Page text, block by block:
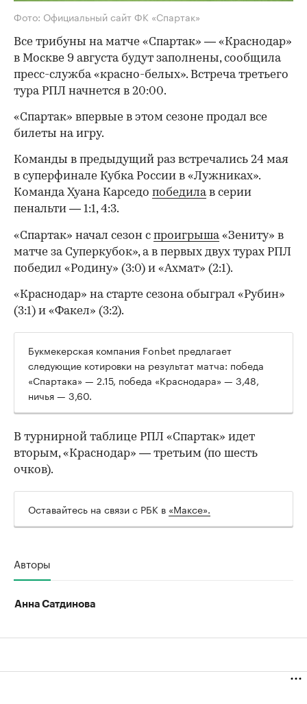
Фото: Официальный сайт ФК «Спартак»
Все трибуны на матче «Спартак» — «Краснодар»
в Москве 9 августа будут заполнены, сообщила
пресс-служба «красно-белых». Встреча третьего
тура РПЛ начнется в 20:00.
«Спартак» впервые в этом сезоне продал все
билеты на игру.
Команды в предыдущий раз встречались 24 мая
в суперфинале Кубка России в «Лужниках».
Команда Хуана Карседо победилав серии
пенальти — 1:1, 4:3.
00:00 / 00:00
«Спартак» начал сезон с проигрыша«Зениту» в
матче за Суперкубок», а в первых двух турах РПЛ
победил «Родину» (3:0) и «Ахмат» (2:1).
«Краснодар» на старте сезона обыграл «Рубин»
(3:1) и «Факел» (3:2).
Букмекерская компания Fonbet предлагает
следующие котировки на результат матча: победа
«Спартака» — 2.15, победа «Краснодара» — 3,48,
ничья — 3,60.
В турнирной таблице РПЛ «Спартак» идет
вторым, «Краснодар» — третьим (по шесть
очков).
Оставайтесь на связи с РБК в «Максе».
Авторы
Анна Сатдинова